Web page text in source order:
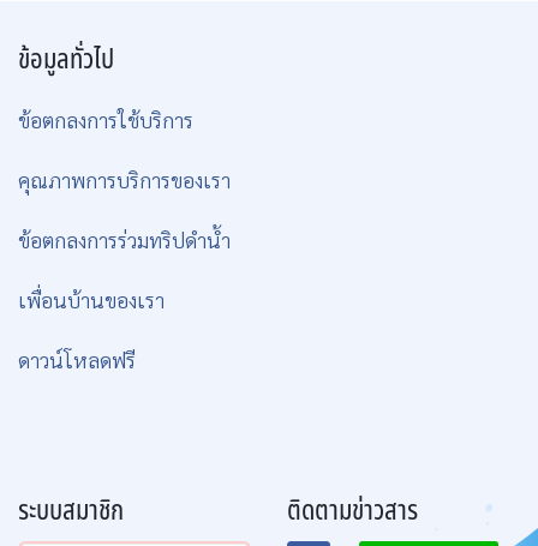
ข้อมูลทั่วไป
ข้อตกลงการใช้บริการ
คุณภาพการบริการของเรา
ข้อตกลงการร่วมทริปดำน้ำ
เพื่อนบ้านของเรา
ดาวน์โหลดฟรี
ระบบสมาชิก ติดตามข่าวสาร